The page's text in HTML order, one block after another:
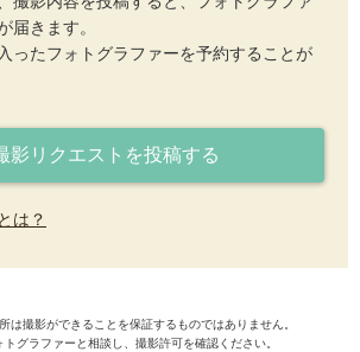
届きます。
ったフォトグラファーを予約することが
影リクエストを投稿する
は？
は撮影ができることを保証するものではありません。
トグラファーと相談し、撮影許可を確認ください。